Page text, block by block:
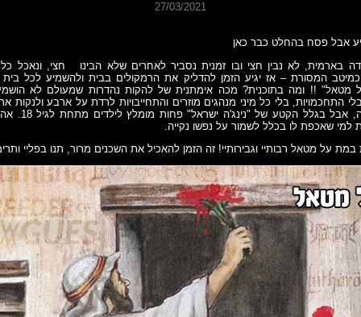
27/03/2021
אבל פסח בהחלט כבר כאן
בארמית, לא נבין חצי ובו זמנית נסביר לאחרים שלא הבינו חצי, ונאכל
כמיטב המסורת – אז יגיע הזמן להדליק את הרמקולים בבית ולהשמיע לכל
!! ומה בתוכנית? מכה אימתנית של להקות נהדרות שמעולם לא
התחכמויות, בלי כל מיני מנהגים מוזרים והתחייבויות לרדת על ארבע ולנקות
לכל המשפחה!!
למי שאכפת לו בכלל לשמור על נפשו נקייה.
על מטאל רבותיי וגבירותיי! זה הזמן להאכיל את השכנים מרור, תנו בפליי